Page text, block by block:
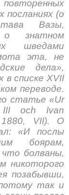
посланиях (о
Вазы,
о знатном
шведами
эта, не
дела»,
в списке XVII
переводе.
статье «Ur
III och Ivan
1880, VII). О
«И послы
боярам,
болваны,
никоторого
позабывши,
так и